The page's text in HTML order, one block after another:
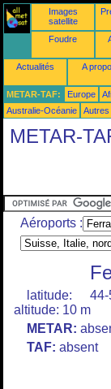
Images
satellite
Foudre
Actualités A
METAR-TAF: Europe
Australie-Océanie
Autres
METAR-
Aéroports :
latitude:
altitude: 10 m
METAR:
TAF: absent